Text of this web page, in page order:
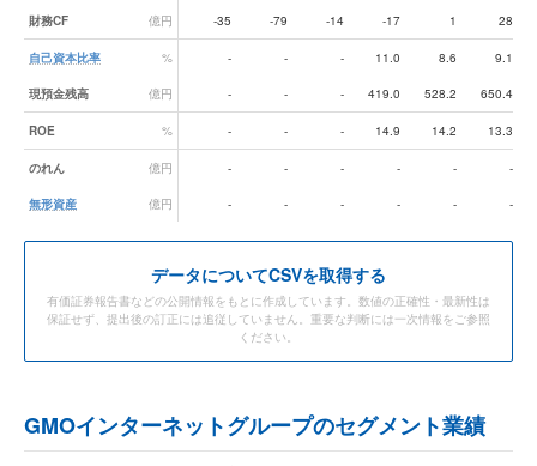
財務CF 億円 -35 -79 -14 -17 1 28
自己資本比率 % - - - 11.0 8.6 9.1
現預金残高 億円 - - - 419.0 528.2 650.4
ROE % - - - 14.9 14.2 13.3
のれん 億円 - - - - - -
無形資産 億円 - - - - - -
データについてCSVを取得する
有価証券報告書などの公開情報をもとに作成しています。数値の正確性・最新性は
保証せず、提出後の訂正には追従していません。重要な判断には一次情報をご参照
ください。
GMOインターネットグループのセグメント業績